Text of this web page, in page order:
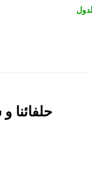
حلفائنا